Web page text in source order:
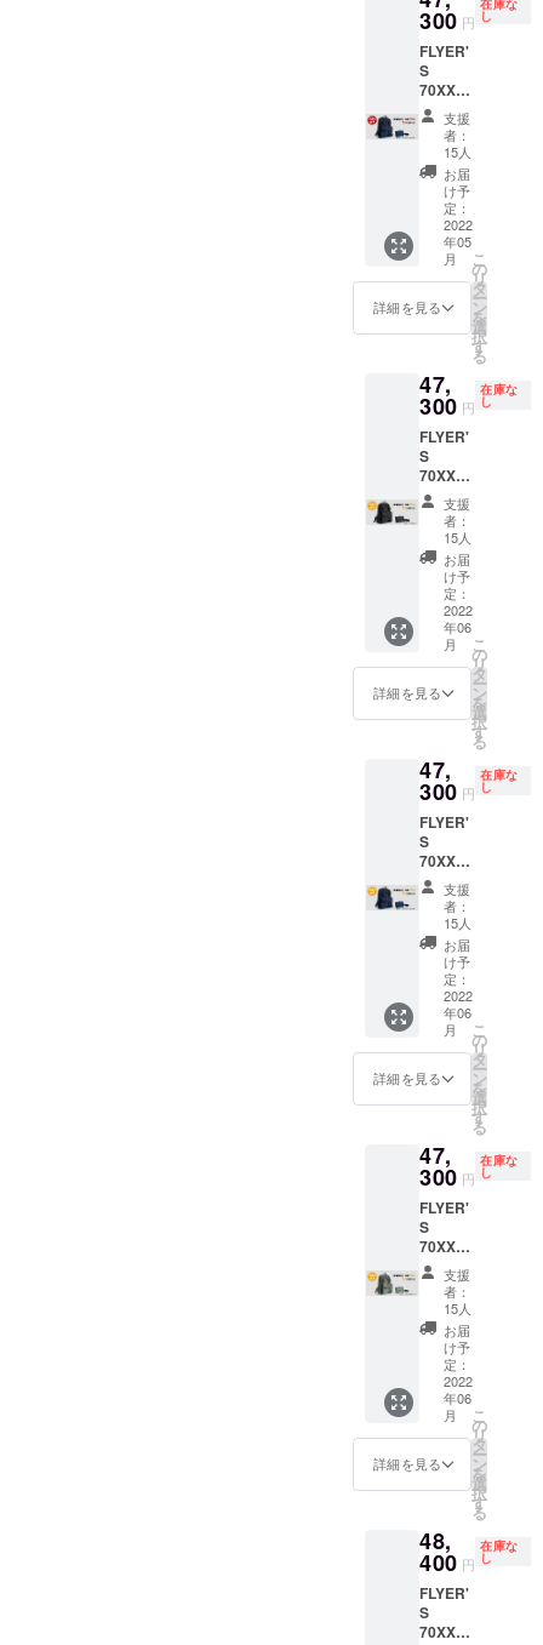
け、会議関
係者および
プレスに配
布されまし
た。一貫し
た国内生産
を通じて、
今まで職人
たちが培っ
てきた経験
バッグブラ
築き上げた
DNAを継承
し、MADE
IN JAPANに
こだわるモ
ノづくりを
継続してい
ます。
限定
数：15
個 ●マ
ルチ
オーガ
ナイ
ザー&オ
リジナ
ル巾着
袋付き
お申し
込み注
意点：
※ご注文
状況、
使用部
造工程
上の都
より出
荷時期
が遅れ
る場合
がござ
いま
す。 ※
デザイ
ン・仕
様は変
更にな
る可能
ざいま
す。ご
い。 ※
ご購入
入力の
際は
「郵便
番号」
「都道
府県」
「マン
ション
名・部
屋番
号」等
に、記
や誤り
がない
い致し
ます。
※お届け
先の記
入漏
れ・誤
記入に
よる再
配達が
発生し
た場合
は、着
払とな
りま
価格
47,300
円(税込/
送料込
み) でご
提供。
● 販売
数量：1
個 ●カ
ラー：
セージ
グリー
ン ●お
届け予
定日：
2022年
み順で
発送 ●
限定
数：15
個 ●マ
ルチ
オーガ
ナイ
ザー&オ
リジナ
ル巾着
袋付き
お申し
込み注
意点：
※ご注文
状況、
況、製
造工程
合等に
より出
荷時期
が遅れ
る場合
がござ
いま
す。 ※
デザイ
ン・仕
様は変
更にな
性もご
ざいま
ださ
い。 ※
の住所
入力の
際は
「郵便
番号」
「都道
府県」
「マン
ション
名・部
屋番
号」等
入漏れ
や誤り
認お願
い致し
ます。
※お届け
先の記
300 円 し
FLYER'
S
70XX【
早割
12％OF
F 5月お
届け】 -
--数量限
定:先着
15名様 -
販売予
定価格
53,900
円(税込)
をさら
く割引
価格
47,300
円(税込/
送料込
み) でご
提供。
● 販売
数量：1
個 ●カ
ラー：
エア
フォー
スブ
ルー ●
お届け
予定
よりお
申し込
み順で
発送 ●
限定
数：15
個 ●マ
ルチ
オーガ
ナイ
ザー&オ
リジナ
ル巾着
袋付き
お申し
込み注
意点：
材の供
給状
造工程
上の都
合等に
より出
荷時期
が遅れ
る場合
がござ
いま
す。 ※
デザイ
ン・仕
更にな
る可能
す。ご
了承く
い。 ※
ご購入
支援
者：
15人
お届
け予
定：
2022
年05
月
詳細を見る
こ
の
リ
タ
ー
ン
を
選
択
す
る
47,
300 円
在庫な
し
FLYER'
S
70XX【
早割
12％OF
F 6月お
届け】 -
--数量限
定:先着
15名様 -
販売予
定価格
53,900
円(税込)
をさら
く割引
価格
47,300
円(税込/
送料込
み) でご
提供。
● 販売
数量：1
個 ●カ
ラー：
ブラッ
ク ●お
届け予
定日：
2022年
6月下旬
発送 ●
限定
数：15
個 ●マ
ルチ
オーガ
ナイ
ザー&オ
リジナ
ル巾着
袋付き
お申し
込み注
意点：
※ご注文
状況、
使用部
造工程
上の都
より出
荷時期
が遅れ
支援
者：
15人
お届
け予
定：
2022
年06
月
詳細を見る
こ
の
リ
タ
ー
ン
を
選
択
す
る
47,
300 円
在庫な
し
FLYER'
S
70XX【
早割
12％OF
F 6月お
届け】 -
--数量限
定:先着
15名様 -
販売予
定価格
53,900
円(税込)
をさら
く割引
価格
47,300
円(税込/
送料込
み) でご
提供。
● 販売
数量：1
個 ●カ
ラー：
エア
フォー
スブ
ルー ●
お届け
予定
よりお
申し込
み順で
発送 ●
限定
数：15
支援
者：
15人
お届
け予
定：
2022
年06
月
詳細を見る
こ
の
リ
タ
ー
ン
を
選
択
す
る
47,
300 円
在庫な
し
FLYER'
S
70XX【
早割
12％OF
F 6月お
届け】 -
--数量限
定:先着
15名様 -
販売予
定価格
53,900
円(税込)
をさら
く割引
価格
47,300
円(税込/
送料込
み) でご
支援
者：
15人
お届
け予
定：
2022
年06
月
詳細を見る
こ
の
リ
タ
ー
ン
を
選
択
す
る
48,
400 円
在庫な
し
FLYER'
S
70XX【